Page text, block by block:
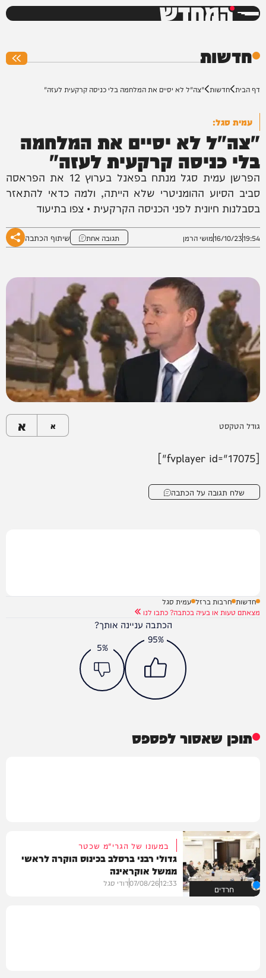
המחדש
חדשות
דף הבית חדשות "צה"ל לא יסיים את המלחמה בלי כניסה קרקעית לעזה"
עמית סגל:
"צה"ל לא יסיים את המלחמה
בלי כניסה קרקעית לעזה"
הפרשן עמית סגל מנתח בפאנל בערוץ 12 את הפראסה
סביב הסיוע ההומניטרי שלא הייתה, ולמה כדאי להתאזר
בסבלנות חיונית לפני הכניסה הקרקעית • צפו בתיעוד
19:54
16/10/23מושי הרמן תגובה אחת שיתוף הכתבה
גודל הטקסט א א
[fvplayer id="17075"]
שלח תגובה על הכתבה
חדשות חרבות ברזל עמית סגל
מצאתם טעות או בעיה בכתבה? כתבו לנו
הכתבה עניינה אותך?
95%
5%
תוכן שאסור לפספס
חרדים
במעונו של הגרי"מ שכטר
גדולי רבני ברסלב בכינוס הוקרה לראשי
ממשל אוקראינה
12:33
07/08/26דודי סגל